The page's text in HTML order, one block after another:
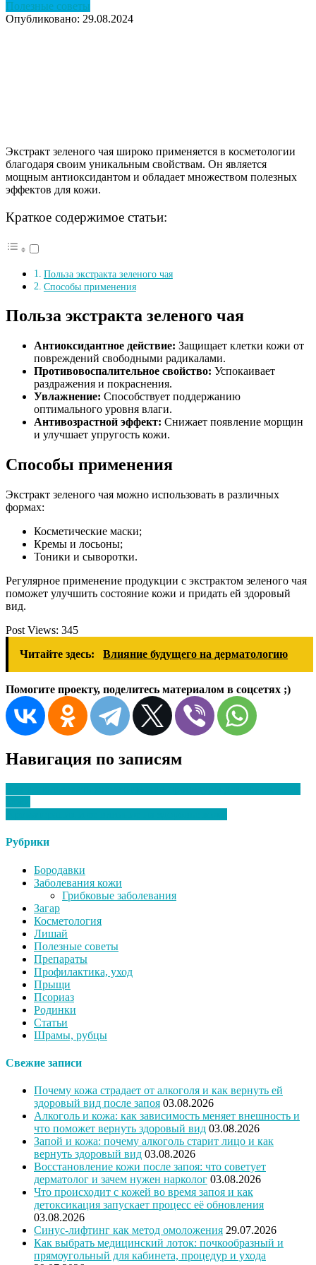
Полезные советы
Опубликовано: 29.08.2024
Экстракт зеленого чая широко применяется в косметологии
благодаря своим уникальным свойствам. Он является
мощным антиоксидантом и обладает множеством полезных
эффектов для кожи.
Краткое содержимое статьи:
Польза экстракта зеленого чая
Способы применения
Польза экстракта зеленого чая
Антиоксидантное действие: Защищает клетки кожи от
повреждений свободными радикалами.
Противовоспалительное свойство: Успокаивает
раздражения и покраснения.
Увлажнение: Способствует поддержанию
оптимального уровня влаги.
Антивозрастной эффект: Снижает появление морщин
и улучшает упругость кожи.
Способы применения
Экстракт зеленого чая можно использовать в различных
формах:
Косметические маски;
Кремы и лосьоны;
Тоники и сыворотки.
Регулярное применение продукции с экстрактом зеленого чая
поможет улучшить состояние кожи и придать ей здоровый
вид.
Post Views: 345
Читайте здесь:
Влияние будущего на дерматологию
Помогите проекту, поделитесь материалом в соцсетях ;)
Навигация по записям
Рубрики
Бородавки
Заболевания кожи
Грибковые заболевания
Загар
Косметология
Лишай
Полезные советы
Препараты
Профилактика, уход
Прыщи
Псориаз
Родинки
Статьи
Шрамы, рубцы
Свежие записи
Почему кожа страдает от алкоголя и как вернуть ей
здоровый вид после запоя 03.08.2026
Алкоголь и кожа: как зависимость меняет внешность и
что поможет вернуть здоровый вид 03.08.2026
Запой и кожа: почему алкоголь старит лицо и как
вернуть здоровый вид 03.08.2026
Восстановление кожи после запоя: что советует
дерматолог и зачем нужен нарколог 03.08.2026
Что происходит с кожей во время запоя и как
детоксикация запускает процесс её обновления
03.08.2026
Синус-лифтинг как метод омоложения 29.07.2026
Как выбрать медицинский лоток: почкообразный и
прямоугольный для кабинета, процедур и ухода